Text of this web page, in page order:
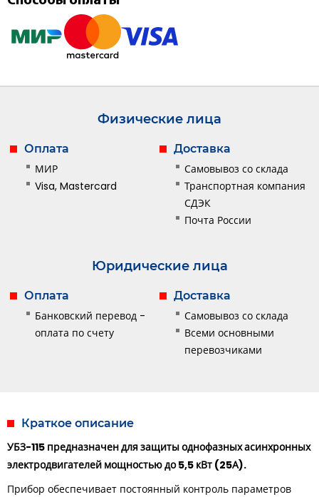
Физические лица
Оплата
МИР
Visa, Mastercard
Доставка
Самовывоз со склада
Транспортная компания
СДЭК
Почта России
Юридические лица
Оплата
Банковский перевод -
оплата по счету
Доставка
Самовывоз со склада
Всеми основными
перевозчиками
Краткое описание
УБЗ-115 предназначен для защиты однофазных асинхронных
электродвигателей мощностью до 5,5 кВт (25А).
Прибор обеспечивает постоянный контроль параметров